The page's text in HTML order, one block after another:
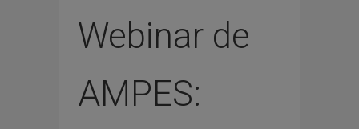
Webinar de
AMPES: